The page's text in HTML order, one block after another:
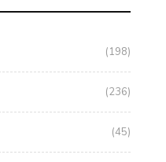
(198)
(236)
(45)